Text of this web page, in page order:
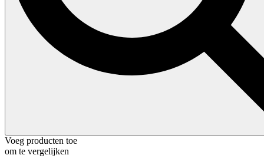
Voeg producten toe
om te vergelijken